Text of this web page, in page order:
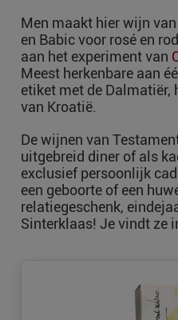
Men maakt hier wijn
en Babic voor rosé en
aan het experiment van
Meest herkenbare aan
etiket met de Dalmatiër,
van Kroatië.
De wijnen van
uitgebreid diner of als
exclusief persoonlijk
een geboorte of een
relatiegeschenk,
Sinterklaas! Je vindt ze